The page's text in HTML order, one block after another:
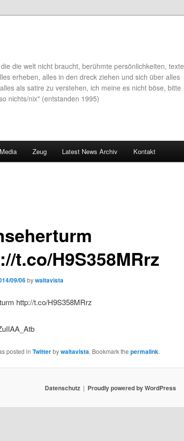
die welt nicht braucht, berühmte persönlichkeiten, texte
erheben, alles in den dreck ziehen und sich über alles
als satire zu verstehen, ich meine es nicht böse, bitte
nichts/nix" (entstanden 1995)
Zeug Latest News Archiv Kontakt
t.co/H9S358MRrz
09/06bywaltavista
http://t.co/H9S358MRrz
posted in Twitterbywaltavista. Bookmark the permalink.
Datenschutz Proudly powered by WordPress